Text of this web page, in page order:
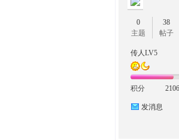
0
主题
38
帖子
传人LV5
积分 2106
发消息